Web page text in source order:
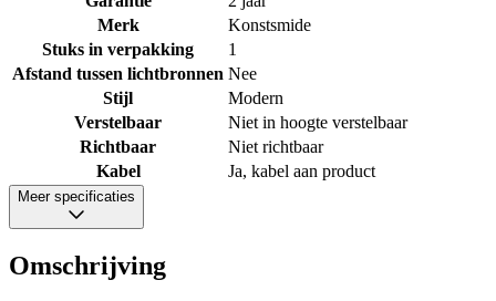
Merk
Konstsmide
Stuks in verpakking
1
Afstand tussen lichtbronnen Nee
Stijl
Modern
Verstelbaar
Niet in hoogte verstelbaar
Richtbaar
Niet richtbaar
Kabel
Ja, kabel aan product
Meer specificaties
Omschrijving